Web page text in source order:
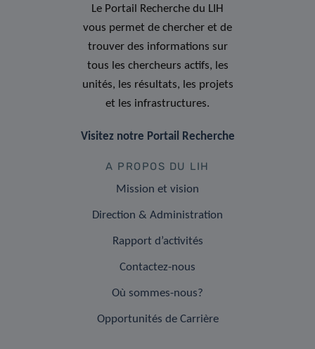
Le Portail Recherche du LIH
vous permet de chercher et de
trouver des informations sur
tous les chercheurs actifs, les
unités, les résultats, les projets
et les infrastructures.
Visitez notre Portail Recherche
A PROPOS DU LIH
Mission et vision
Direction & Administration
Rapport d’activités
Contactez-nous
Où sommes-nous?
Opportunités de Carrière